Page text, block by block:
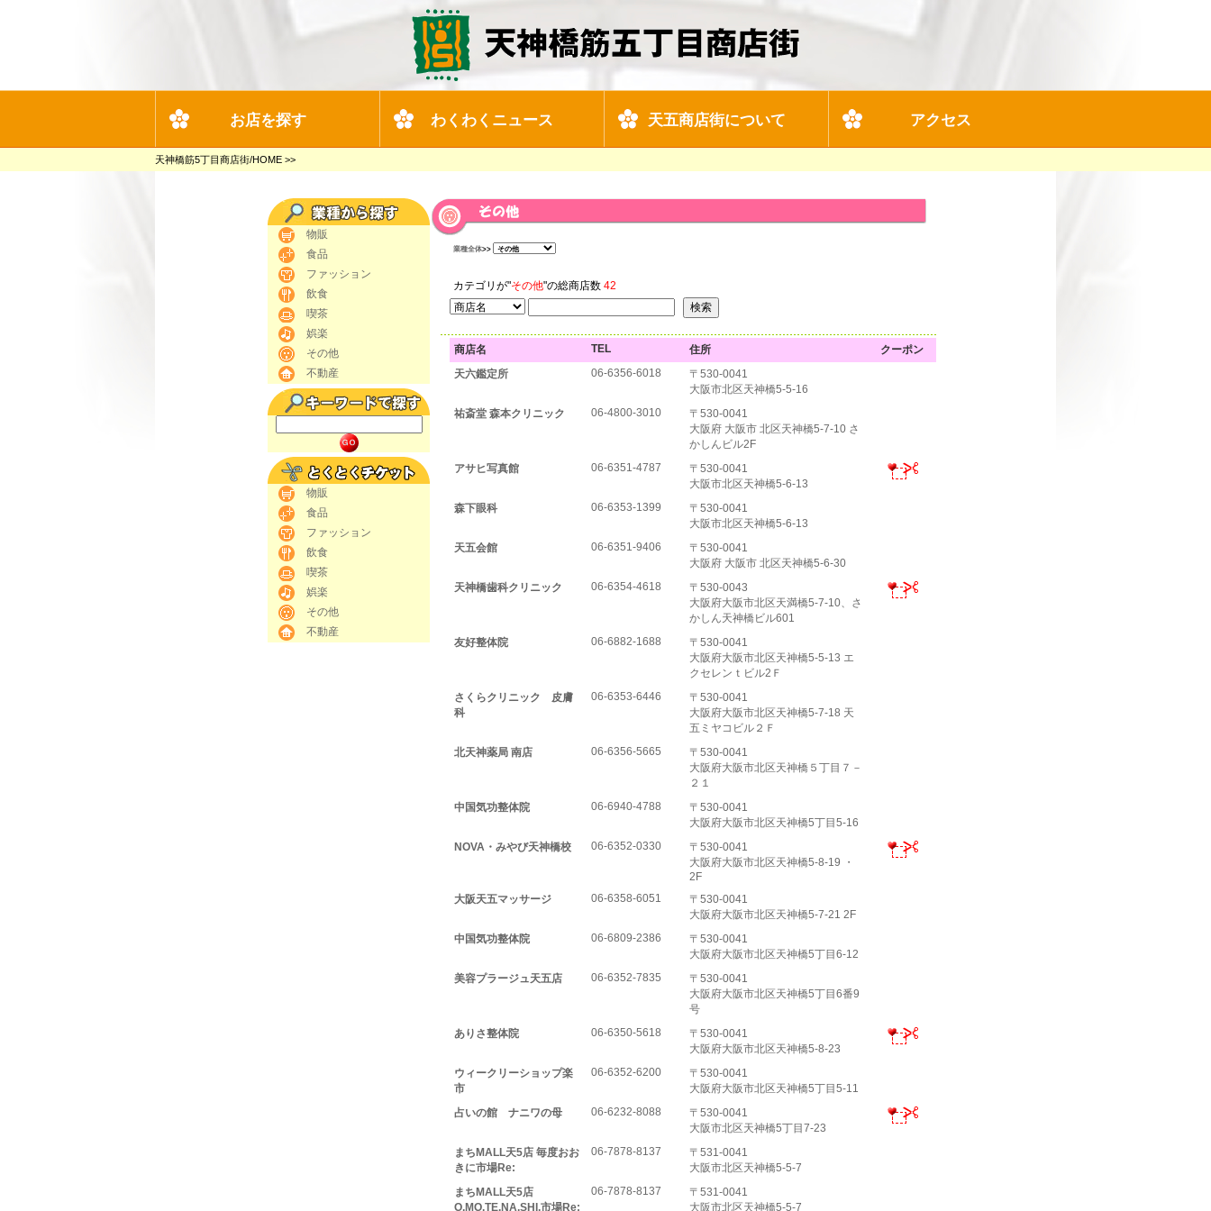
お店を探す わくわくニュース 天五商店街について アクセス
天神橋筋5丁目商店街/HOME >>
物販
食品
ファッション
飲食
喫茶
娯楽
その他
不動産
物販
食品
ファッション
飲食
喫茶
娯楽
その他
不動産
業種全体>>
カテゴリが"その他"の総商店数 42
商店名 TEL 住所
クーポン
天六鑑定所
06-6356-6018
〒530-0041
大阪市北区天神橋5-5-16
祐斎堂 森本クリニック
06-4800-3010
〒530-0041
大阪府 大阪市 北区天神橋5-7-10 さ
かしんビル2F
アサヒ写真館
06-6351-4787
〒530-0041
大阪市北区天神橋5-6-13
森下眼科
06-6353-1399
〒530-0041
大阪市北区天神橋5-6-13
天五会館
06-6351-9406
〒530-0041
大阪府 大阪市 北区天神橋5-6-30
天神橋歯科クリニック
06-6354-4618
〒530-0043
大阪府大阪市北区天満橋5-7-10、さ
かしん天神橋ビル601
友好整体院
06-6882-1688
〒530-0041
大阪府大阪市北区天神橋5-5-13 エ
クセレンｔビル2Ｆ
さくらクリニック 皮膚
科
06-6353-6446
〒530-0041
大阪府大阪市北区天神橋5-7-18 天
五ミヤコビル２Ｆ
北天神薬局 南店
06-6356-5665
〒530-0041
大阪府大阪市北区天神橋５丁目７－
２１
中国気功整体院
06-6940-4788
〒530-0041
大阪府大阪市北区天神橋5丁目5-16
NOVA・みやび天神橋校
06-6352-0330
〒530-0041
大阪府大阪市北区天神橋5-8-19 ・
2F
大阪天五マッサージ
06-6358-6051
〒530-0041
大阪府大阪市北区天神橋5-7-21 2F
中国気功整体院
06-6809-2386
〒530-0041
大阪府大阪市北区天神橋5丁目6-12
美容プラージュ天五店
06-6352-7835
〒530-0041
大阪府大阪市北区天神橋5丁目6番9
号
ありさ整体院
06-6350-5618
〒530-0041
大阪府大阪市北区天神橋5-8-23
ウィークリーショップ楽
市
06-6352-6200
〒530-0041
大阪府大阪市北区天神橋5丁目5-11
占いの館 ナニワの母
06-6232-8088
〒530-0041
大阪市北区天神橋5丁目7-23
まちMALL天5店 毎度おお
きに市場Re:
06-7878-8137
〒531-0041
大阪市北区天神橋5-5-7
まちMALL天5店
O.MO.TE.NA.SHI.市場Re:
06-7878-8137
〒531-0041
大阪市北区天神橋5-5-7